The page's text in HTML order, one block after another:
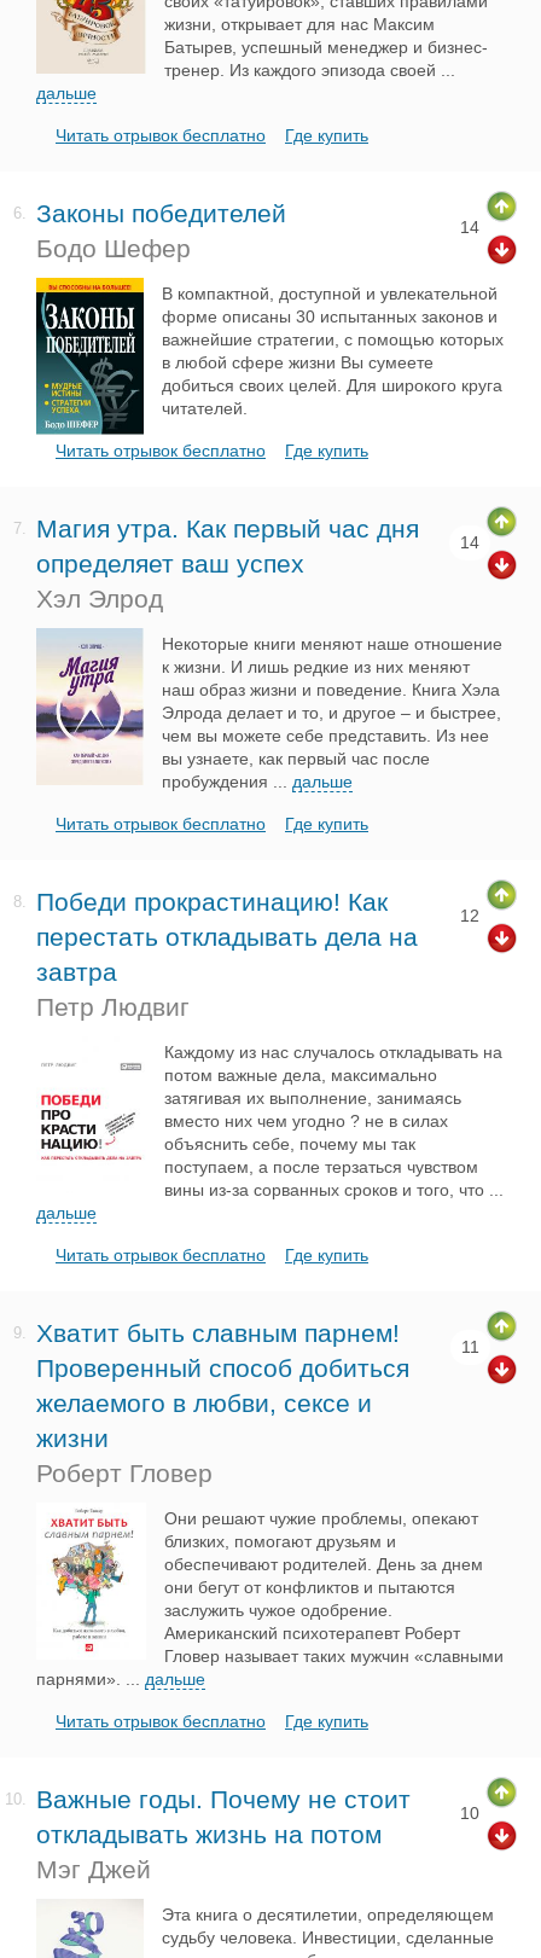
жизни, открывает для нас Максим
Батырев, успешный менеджер и бизнес-
тренер. Из каждого эпизода своей
дальше
Читать отрывок бесплатно Где купить
6.
Законы победителей
Бодо Шефер
14
В компактной, доступной и увлекательной
форме описаны 30 испытанных законов и
важнейшие стратегии, с помощью которых
в любой сфере жизни Вы сумеете
добиться своих целей. Для широкого круга
читателей.
Читать отрывок бесплатно Где купить
7.
Магия утра. Как первый час дня
определяет ваш успех
Хэл Элрод
14
Некоторые книги меняют наше отношение
к жизни. И лишь редкие из них меняют
наш образ жизни и поведение. Книга Хэла
Элрода делает и то, и другое – и быстрее,
чем вы можете себе представить. Из нее
вы узнаете, как первый час после
пробуждения
дальше
Читать отрывок бесплатно Где купить
8.
Победи прокрастинацию! Как
перестать откладывать дела на
завтра
Петр Людвиг
12
Каждому из нас случалось откладывать на
потом важные дела, максимально
затягивая их выполнение, занимаясь
вместо них чем угодно ? не в силах
объяснить себе, почему мы так
поступаем, а после терзаться чувством
вины из-за сорванных сроков и того, что
дальше
Читать отрывок бесплатно Где купить
9.
Хватит быть славным парнем!
Проверенный способ добиться
желаемого в любви, сексе и
жизни
Роберт Гловер
11
Они решают чужие проблемы, опекают
близких, помогают друзьям и
обеспечивают родителей. День за днем
они бегут от конфликтов и пытаются
заслужить чужое одобрение.
Американский психотерапевт Роберт
Гловер называет таких мужчин «славными
парнями».
дальше
Читать отрывок бесплатно Где купить
10.
Важные годы. Почему не стоит
откладывать жизнь на потом
Мэг Джей
10
Эта книга о десятилетии, определяющем
судьбу человека. Инвестиции, сделанные